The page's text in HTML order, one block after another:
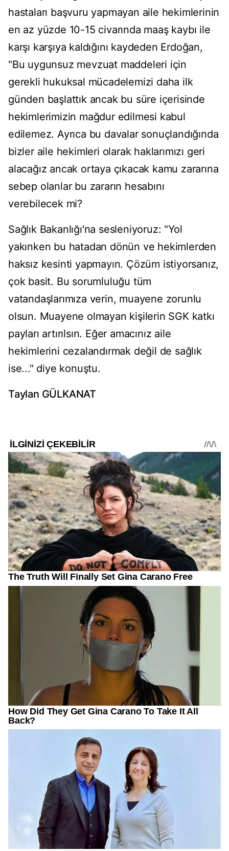
hastaları başvuru yapmayan aile hekimlerinin
en az yüzde 10-15 civarında maaş kaybı ile
karşı karşıya kaldığını kaydeden Erdoğan,
"Bu uygunsuz mevzuat maddeleri için
gerekli hukuksal mücadelemizi daha ilk
günden başlattık ancak bu süre içerisinde
hekimlerimizin mağdur edilmesi kabul
edilemez. Ayrıca bu davalar sonuçlandığında
bizler aile hekimleri olarak haklarımızı geri
alacağız ancak ortaya çıkacak kamu zararına
sebep olanlar bu zararın hesabını
verebilecek mi?
Sağlık Bakanlığı'na sesleniyoruz: "Yol
yakınken bu hatadan dönün ve hekimlerden
haksız kesinti yapmayın. Çözüm istiyorsanız,
çok basit. Bu sorumluluğu tüm
vatandaşlarımıza verin, muayene zorunlu
olsun. Muayene olmayan kişilerin SGK katkı
payları artırılsın. Eğer amacınız aile
hekimlerini cezalandırmak değil de sağlık
ise..." diye konuştu.
Taylan GÜLKANAT